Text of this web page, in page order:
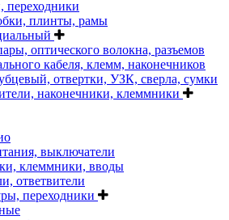
переходники
плинты, рамы
оптического волокна, разъемов
кабеля, клемм, наконечников
отвертки, УЗК, сверла, сумки
наконечники, клеммники
выключатели
клеммники, вводы
ответвители
переходники